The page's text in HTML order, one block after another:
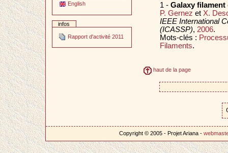
English
infos
Rapport d'activité 2011
1 - Galaxy
P. Gernez et X.
IEEE International
(ICASSP), 2006.
Mots-clés :
Filaments.
haut de la page
Copyright © 2005 - Projet Ariana -